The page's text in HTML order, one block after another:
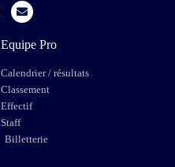
Equipe Pro
Calendrier / résultats
Classement
Effectif
Staff
Billetterie